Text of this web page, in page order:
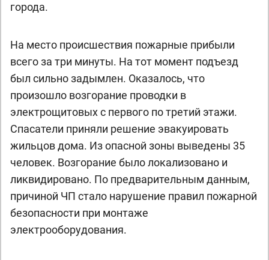
города.
На место происшествия пожарные прибыли
всего за три минуты. На тот момент подъезд
был сильно задымлен. Оказалось, что
произошло возгорание проводки в
электрощитовых с первого по третий этажи.
Спасатели приняли решение эвакуировать
жильцов дома. Из опасной зоны выведены 35
человек. Возгорание было локализовано и
ликвидировано. По предварительным данным,
причиной ЧП стало нарушение правил пожарной
безопасности при монтаже
электрооборудования.